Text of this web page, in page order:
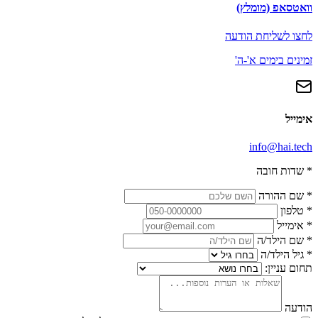
וואטסאפ (מומלץ)
לחצו לשליחת הודעה
זמינים בימים א'-ה'
אימייל
info@hai.tech
* שדות חובה
* שם ההורה
* טלפון
* אימייל
* שם הילד/ה
* גיל הילד/ה
תחום עניין:
הודעה